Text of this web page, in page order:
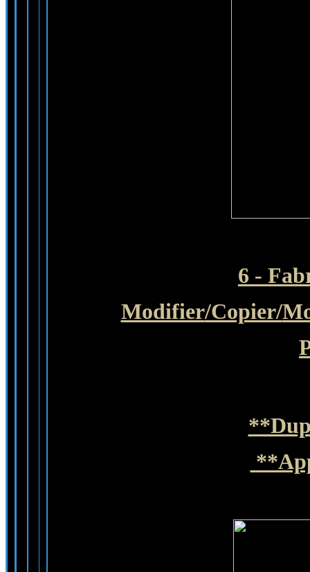
6 -
Modifier/Copier/